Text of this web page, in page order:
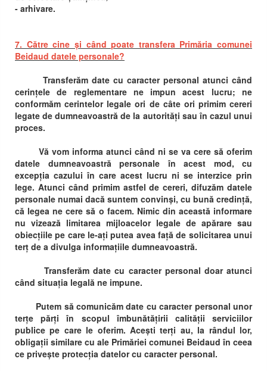
- arhivare.
7. Către cine și când poate transfera Primăria comunei
Beidaud datele personale?
Transferăm date cu caracter personal atunci când
cerințele de reglementare ne impun acest lucru; ne
conformăm cerintelor legale ori de câte ori primim cereri
legate de dumneavoastră de la autorități sau în cazul unui
proces.
Vă vom informa atunci când ni se va cere să oferim
datele dumneavoastră personale în acest mod, cu
excepția cazului în care acest lucru ni se interzice prin
lege. Atunci când primim astfel de cereri, difuzăm datele
personale numai dacă suntem convinși, cu bună credință,
că legea ne cere să o facem. Nimic din această informare
nu vizează limitarea mijloacelor legale de apărare sau
obiecțiile pe care le-ați putea avea față de solicitarea unui
terț de a divulga informațiile dumneavoastră.
Transferăm date cu caracter personal doar atunci
când situația legală ne impune.
Putem să comunicăm date cu caracter personal unor
terțe părți în scopul îmbunătățirii calității serviciilor
publice pe care le oferim. Acești terți au, la rândul lor,
obligații similare cu ale Primăriei comunei Beidaud în ceea
ce privește protecția datelor cu caracter personal.